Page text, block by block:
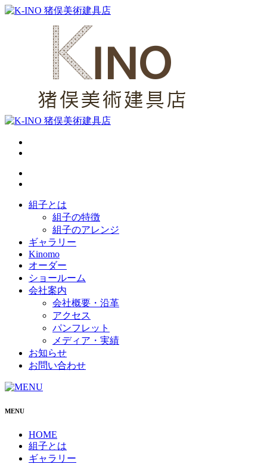
組子とは
組子の特徴
組子のアレンジ
ギャラリー
Kinomo
オーダー
ショールーム
会社案内
会社概要・沿革
アクセス
パンフレット
メディア・実績
お知らせ
お問い合わせ
MENU
HOME
組子とは
ギャラリー